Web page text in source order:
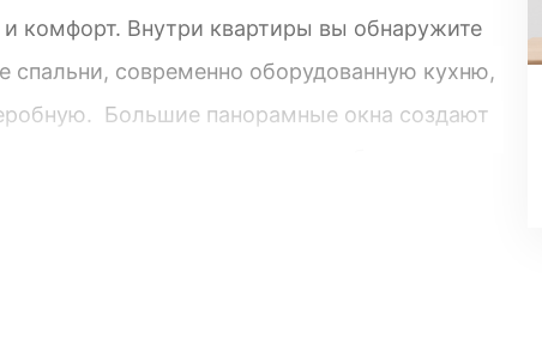
комфорт. Внутри квартиры вы обнаружите
спальни, современно оборудованную кухню,
Большие панорамные окна создают
охрана, спа-центр, фитнес-